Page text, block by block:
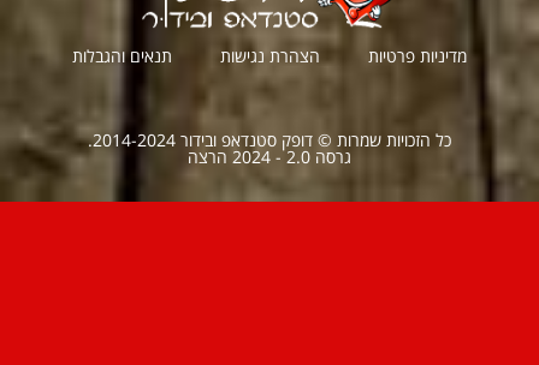
מדיניות פרטיות הצהרת נגישות תנאים והגבלות
כל הזכויות שמרות © דופק סטנדאפ ובידור 2014-2024.
גרסה 2.0 - 2024 הרצה